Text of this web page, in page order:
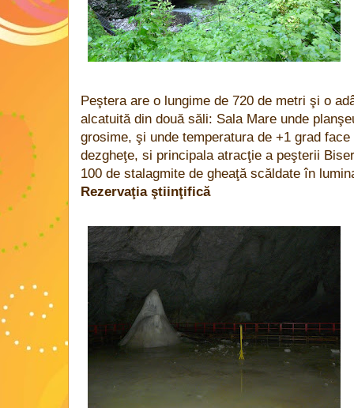
Peştera are o lungime de 720 de metri şi o
alcatuită din două săli: Sala Mare unde
grosime, şi unde temperatura de +1 grad
dezgheţe, si principala atracţie a peşterii
100 de stalagmite de gheaţă scăldate în
Rezervaţia ştiinţifică